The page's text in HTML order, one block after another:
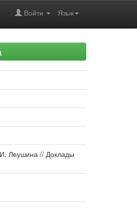
Язык
Войти
Леушина // Доклады